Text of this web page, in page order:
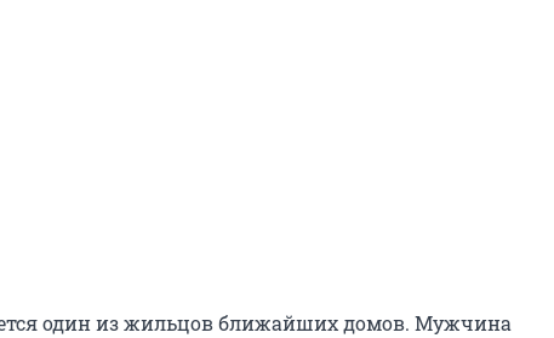
один из жильцов ближайших домов. Мужчина